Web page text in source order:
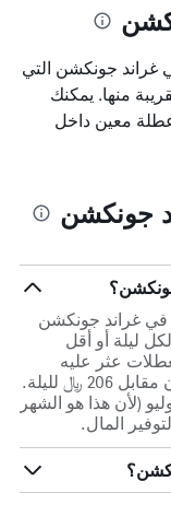
غراند جونكشن التي
منها. يمكنك
معين داخل
جونكشن
في غراند جونكشن
، ولكن يعتبر سعر 511 ﷼ لكل ليلة أو أقل
عثر عليه
المستخدمون مؤخراً في غراند جونكشن كان مقابل 206 ﷼ لليلة.
(لأن هذا هو الشهر
المال.